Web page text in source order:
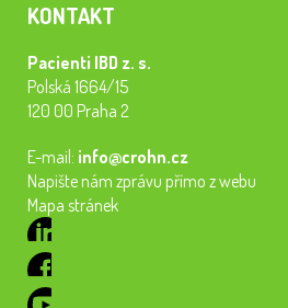
KONTAKT
Pacienti IBD z. s.
Polská 1664/15
120 00 Praha 2
E-mail: info@crohn.cz
Napište nám zprávu přímo z webu
Mapa stránek